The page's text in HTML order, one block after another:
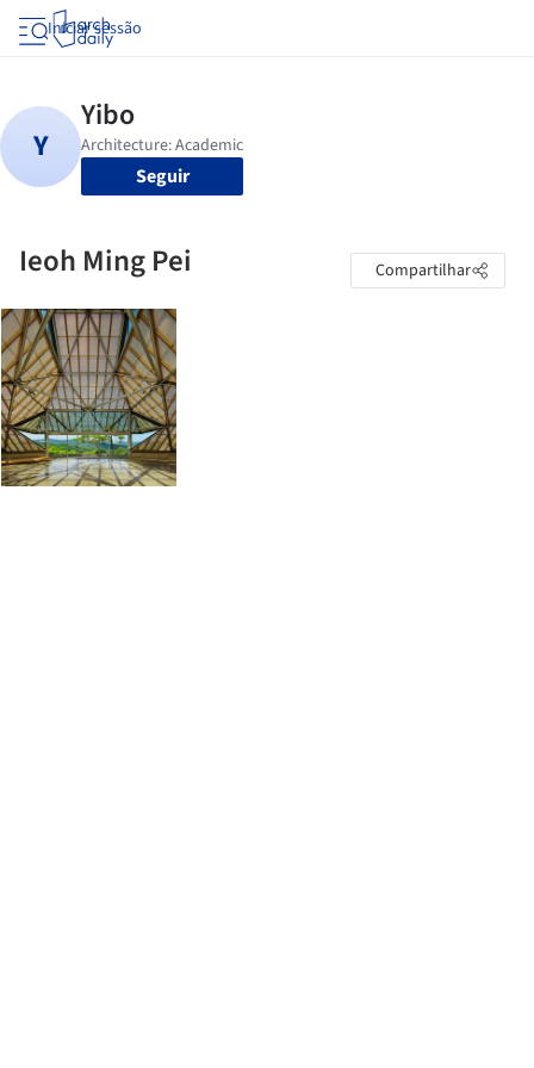
Iniciar sessão
Seguir
Ieoh Ming Pei Compartilhar